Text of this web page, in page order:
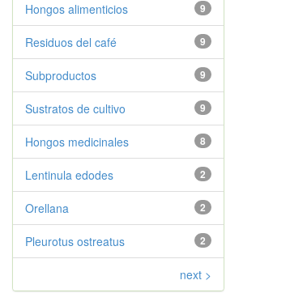
9
Hongos alimenticios
9
Residuos del café
9
Subproductos
9
Sustratos de cultivo
8
Hongos medicinales
2
Lentinula edodes
2
Orellana
2
Pleurotus ostreatus
next >